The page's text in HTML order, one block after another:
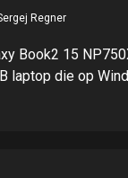
Regner
Book2 15
laptop die op